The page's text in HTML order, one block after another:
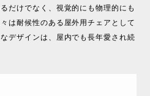
だけでなく、視覚的にも物理的にも
は耐候性のある屋外用チェアとして
デザインは、屋内でも長年愛され続